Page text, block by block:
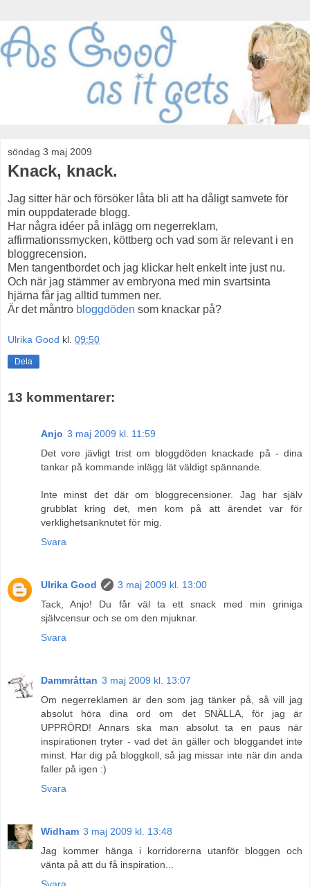
söndag 3 maj 2009
Knack, knack.
Jag sitter här och försöker låta bli att ha dåligt samvete för
min ouppdaterade blogg.
Har några idéer på inlägg om negerreklam,
affirmationssmycken, köttberg och vad som är relevant i en
bloggrecension.
Men tangentbordet och jag klickar helt enkelt inte just nu.
Och när jag stämmer av embryona med min svartsinta
hjärna får jag alltid tummen ner.
Är det måntro bloggdöden som knackar på?
Ulrika Good kl. 09:50
Dela
13 kommentarer:
Anjo 3 maj 2009 kl. 11:59
Det vore jävligt trist om bloggdöden knackade på - dina
tankar på kommande inlägg lät väldigt spännande.
Inte minst det där om bloggrecensioner. Jag har själv
grubblat kring det, men kom på att ärendet var för
verklighetsanknutet för mig.
Svara
Ulrika Good
3 maj 2009 kl. 13:00
Tack, Anjo! Du får väl ta ett snack med min griniga
självcensur och se om den mjuknar.
Svara
Dammråttan 3 maj 2009 kl. 13:07
Om negerreklamen är den som jag tänker på, så vill jag
absolut höra dina ord om det SNÄLLA, för jag är
UPPRÖRD! Annars ska man absolut ta en paus när
inspirationen tryter - vad det än gäller och bloggandet inte
minst. Har dig på bloggkoll, så jag missar inte när din anda
faller på igen :)
Svara
Widham 3 maj 2009 kl. 13:48
Jag kommer hänga i korridorerna utanför bloggen och
vänta på att du få inspiration...
Svara